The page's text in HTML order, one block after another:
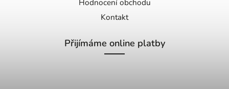
Hodnocení obchodu
Kontakt
Přijímáme online platby